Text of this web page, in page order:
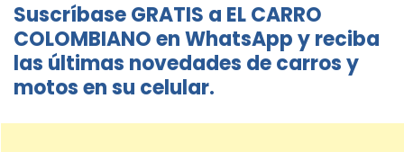
Suscríbase GRATIS a EL CARRO
COLOMBIANO en WhatsApp y reciba
las últimas novedades de carros y
motos en su celular.